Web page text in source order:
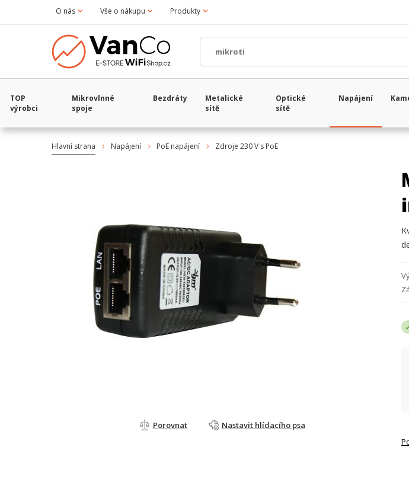
O nás Vše o nákupu Produkty
TOP
výrobci
Mikrovlnné
spoje
Bezdráty
Metalické
sítě
Optické
sítě
Napájení
Hlavní strana Napájení PoE napájení Zdroje 230 V s PoE
Porovnat Nastavit hlídacího psa